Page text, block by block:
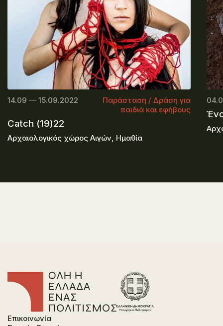
14.09 — 15.09.2022
Παράσταση / Δράση για
παιδιά και εφήβους
Catch (19)22
Αρχαιολογικός χώρος Αιγών, Ημαθία
Επικοινωνία